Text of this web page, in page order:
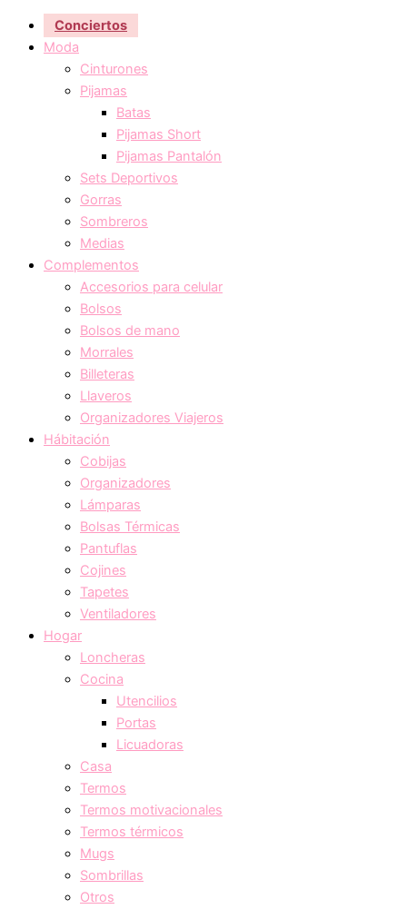
Conciertos
Moda
Cinturones
Pijamas
Batas
Pijamas Short
Pijamas Pantalón
Sets Deportivos
Gorras
Sombreros
Medias
Complementos
Accesorios para celular
Bolsos
Bolsos de mano
Morrales
Billeteras
Llaveros
Organizadores Viajeros
Hábitación
Cobijas
Organizadores
Lámparas
Bolsas Térmicas
Pantuflas
Cojines
Tapetes
Ventiladores
Hogar
Loncheras
Cocina
Utencilios
Portas
Licuadoras
Casa
Termos
Termos motivacionales
Termos térmicos
Mugs
Sombrillas
Otros